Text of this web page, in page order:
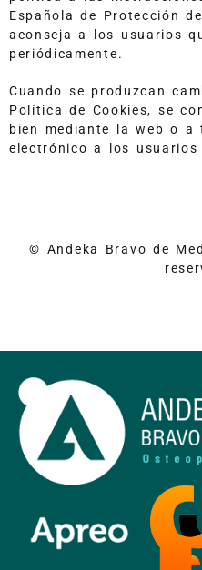
Española de Protección
aconseja a los usuarios
periódicamente.
Cuando se produzcan
Política de Cookies, se
bien mediante la web o a
electrónico a los usuarios
© Andeka Bravo de